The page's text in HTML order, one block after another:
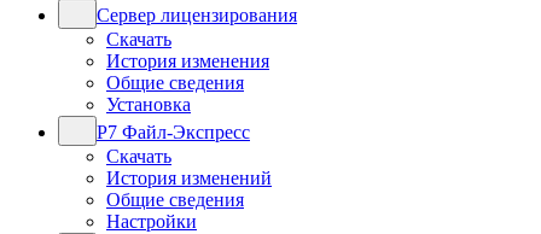
Сервер лицензирования
Скачать
История изменения
Общие сведения
Установка
Р7 Файл-Экспресс
Скачать
История изменений
Общие сведения
Настройки